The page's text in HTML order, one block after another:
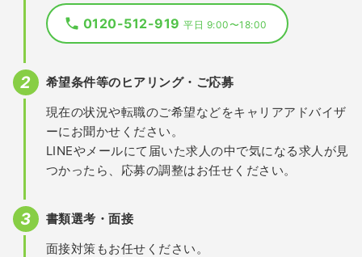
0120-512-919平日 9:00〜18:00
希望条件等のヒアリング・ご応募
現在の状況や転職のご希望などをキャリアアドバイザ
ーにお聞かせください。
LINEやメールにて届いた求人の中で気になる求人が見
つかったら、応募の調整はお任せください。
書類選考・面接
面接対策もお任せください。